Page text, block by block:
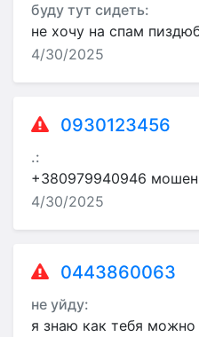
буду тут сидеть:
не хочу на спам
4/30/2025
0930123456
.:
+380979940946
4/30/2025
0443860063
не уйду:
я знаю как тебя можно